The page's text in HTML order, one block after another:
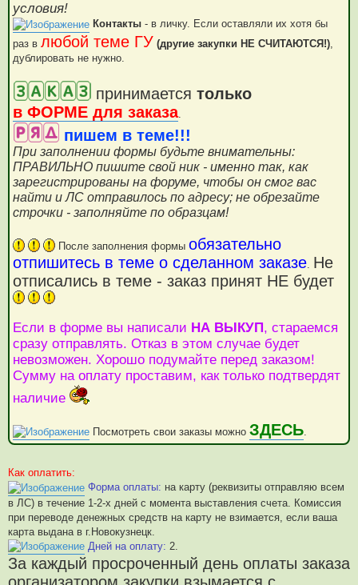
условия!
Контакты - в личку. Если оставляли их хотя бы
раз в любой теме ГУ (другие закупки НЕ СЧИТАЮТСЯ!)
дублировать не нужно.
принимается только
в ФОРМЕ для заказа.
пишем в теме!!!
При заполнении формы будьте внимательны:
ПРАВИЛЬНО пишите свой ник - именно так, как
зарегистрированы на форуме, чтобы он смог вас
найти и ЛС отправилось по адресу; не обрезайте
строчки - заполняйте по образцам!
После заполнения формы обязательно
отпишитесь в теме о сделанном заказе Не
отписались в теме - заказ принят НЕ будет
Если в форме вы написали НА ВЫКУП, стараемся
сразу отправлять. Отказ в этом случае будет
невозможен. Хорошо подумайте перед заказом!
Сумму на оплату проставим, как только подтвердят
наличие
Посмотреть свои заказы можно ЗДЕСЬ
Как оплатить:
Форма оплаты: на карту (реквизиты отправляю всем
в ЛС) в течение 1-2-х дней с момента выставления счета. Комиссия
при переводе денежных средств на карту не взимается, если ваша
карта выдана в г.Новокузнецк.
Дней на оплату: 2.
За каждый просроченный день оплаты заказа